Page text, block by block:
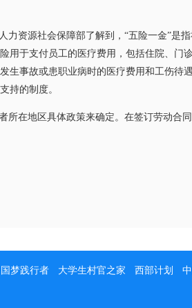
资源社会保障部了解到，“五险一金”是
用于支付员工的医疗费用，包括住院、门
生事故或患职业病时的医疗费用和工伤待
持的制度。
在地区具体政策来确定。在签订劳动合
梦践行者 大学生村官之家 西部计划